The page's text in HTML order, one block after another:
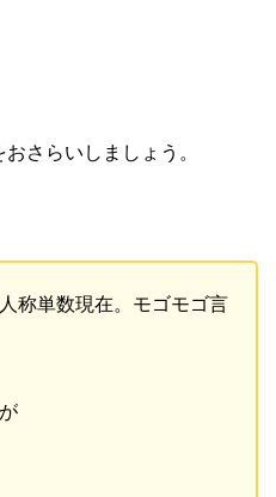
さらいしましょう。
称単数現在。モゴモゴ言